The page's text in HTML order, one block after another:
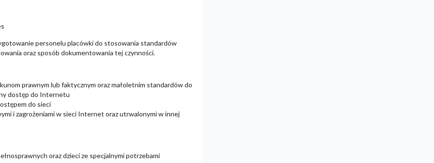
personelu placówki do stosowania standardów
oraz sposób dokumentowania tej czynności.
prawnym lub faktycznym oraz małoletnim standardów do
dostęp do Internetu
do sieci
i zagrożeniami w sieci Internet oraz utrwalonymi w innej
oraz dzieci ze specjalnymi potrzebami